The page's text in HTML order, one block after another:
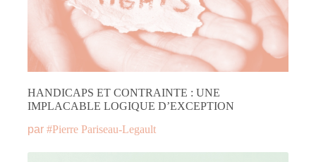
HANDICAPS ET CONTRAINTE : UNE
IMPLACABLE LOGIQUE D’EXCEPTION
par #Pierre Pariseau-Legault